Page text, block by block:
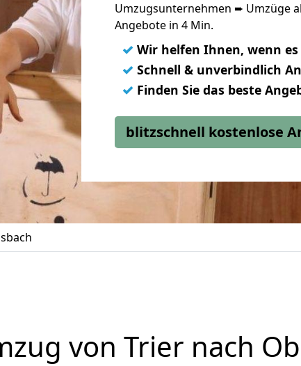
Umzugsunternehmen ➨ Umzüge
Angebote in 4 Min.
✓ Wir helfen Ihnen, wenn
✓ Schnell & unverbindlich
✓ Finden Sie das beste
blitzschnell kostenlose
von Trier nach